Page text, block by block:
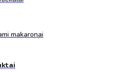
makaronai